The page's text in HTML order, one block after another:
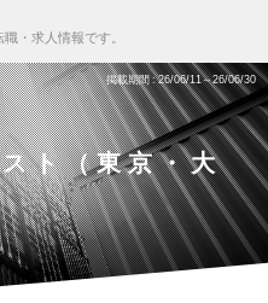
・求人情報です。
掲載期間 26/06/11～26/06/30
ト（東京・大